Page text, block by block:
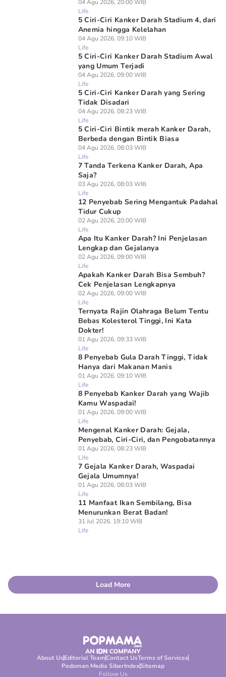
04 Agu 2026, 20:00 WIB
Life
5 Ciri-Ciri Kanker Darah Stadium 4, dari
Anemia hingga Kelelahan
04 Agu 2026, 09:10 WIB
Life
5 Ciri-Ciri Kanker Darah Stadium Awal
yang Umum Terjadi
04 Agu 2026, 09:00 WIB
Life
5 Ciri-Ciri Kanker Darah yang Sering
Tidak Disadari
04 Agu 2026, 08:23 WIB
Life
5 Ciri-Ciri Bintik merah Kanker Darah,
Berbeda dengan Bintik Biasa
04 Agu 2026, 08:03 WIB
Life
7 Tanda Terkena Kanker Darah, Apa
Saja?
03 Agu 2026, 08:03 WIB
Life
12 Penyebab Sering Mengantuk Padahal
Tidur Cukup
02 Agu 2026, 20:00 WIB
Life
Apa Itu Kanker Darah? Ini Penjelasan
Lengkap dan Gejalanya
02 Agu 2026, 09:00 WIB
Life
Apakah Kanker Darah Bisa Sembuh?
Cek Penjelasan Lengkapnya
02 Agu 2026, 09:00 WIB
Life
Ternyata Rajin Olahraga Belum Tentu
Bebas Kolesterol Tinggi, Ini Kata
Dokter!
01 Agu 2026, 09:33 WIB
Life
8 Penyebab Gula Darah Tinggi, Tidak
Hanya dari Makanan Manis
01 Agu 2026, 09:10 WIB
Life
8 Penyebab Kanker Darah yang Wajib
Kamu Waspadai!
01 Agu 2026, 09:00 WIB
Life
Mengenal Kanker Darah: Gejala,
Penyebab, Ciri-Ciri, dan Pengobatannya
01 Agu 2026, 08:23 WIB
Life
7 Gejala Kanker Darah, Waspadai
Gejala Umumnya!
01 Agu 2026, 08:03 WIB
Life
11 Manfaat Ikan Sembilang, Bisa
Menurunkan Berat Badan!
31 Jul 2026, 19:10 WIB
Life
Load More
About UsEditorial TeamContact UsTerms of Services
Pedoman Media SiberIndexSitemap
Follow Us